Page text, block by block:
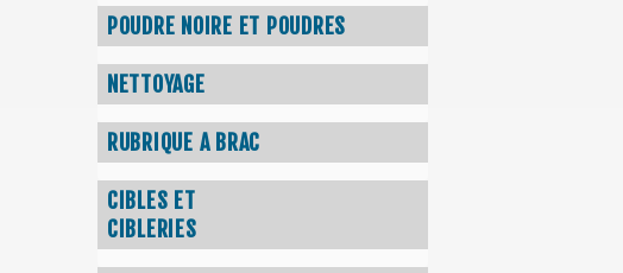
POUDRE NOIRE ET POUDRES
NETTOYAGE
RUBRIQUE A BRAC
CIBLES ET
CIBLERIES